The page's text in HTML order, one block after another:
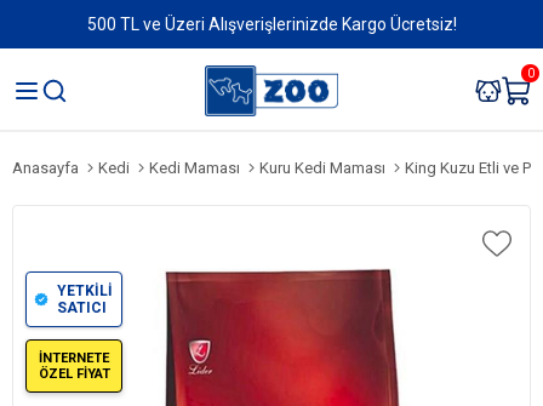
500 TL ve Üzeri Alışverişlerinizde Kargo Ücretsiz!
0
Anasayfa Kedi Kedi Maması Kuru Kedi Maması King Kuzu Etli ve
YETKİLİ
SATICI
İNTERNETE
ÖZEL FİYAT